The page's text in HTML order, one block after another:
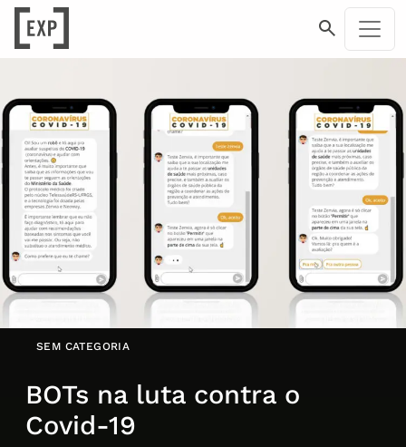
SEM CATEGORIA
BOTs na luta contra o
Covid-19